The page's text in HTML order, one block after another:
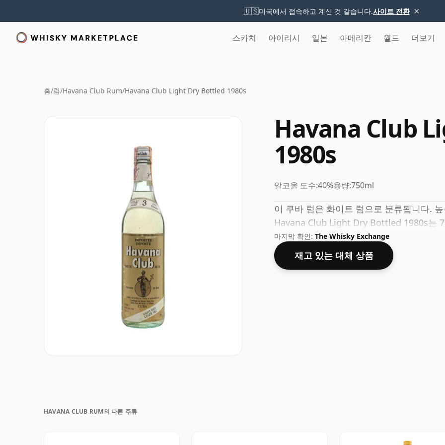
🇺🇸미국에서 접속하고 계신 것 같습니다.사이트 전환 ×
스카치 아이리시 일본 아메리칸 월드 더보기
홈/럼/Havana Club Rum/Havana Club Light Dry Bottled 1980s
Havana Club
1980s
알코올 도수:40%용량:750ml
이 쿠바 럼은 화이트 럼으로 분류됩니다.
Havana Club Light Dry Bottled 1980s는
마지막 확인: The Whisky Exchange
재고 있는 대체 상품
HAVANA CLUB RUM의 다른 주류